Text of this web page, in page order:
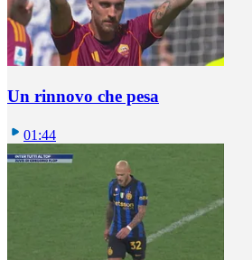
Un rinnovo che pesa
01:44